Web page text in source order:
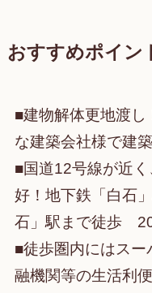
おすすめポイン
■建物解体更地渡し
な建築会社様で建
■国道12号線が近
好！地下鉄「白石
石」駅まで徒歩 20
■徒歩圏内にはス
融機関等の生活利